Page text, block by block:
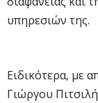
υπηρεσιών της.
Ειδικότερα, με
Γιώργου